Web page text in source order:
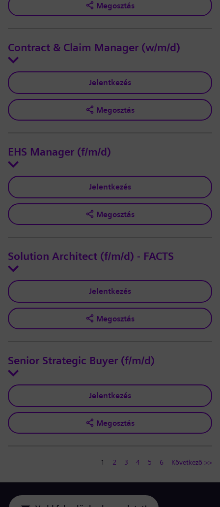
Megosztás
Contract & Claim Manager (w/m/d)
Jelentkezés
Megosztás
EHS Manager (f/m/d)
Jelentkezés
Megosztás
Solution Architect (f/m/d) - FACTS
Jelentkezés
Megosztás
Senior Strategic Buyer (f/m/d)
Jelentkezés
Megosztás
1 2 3 4 5 6 Következő >>